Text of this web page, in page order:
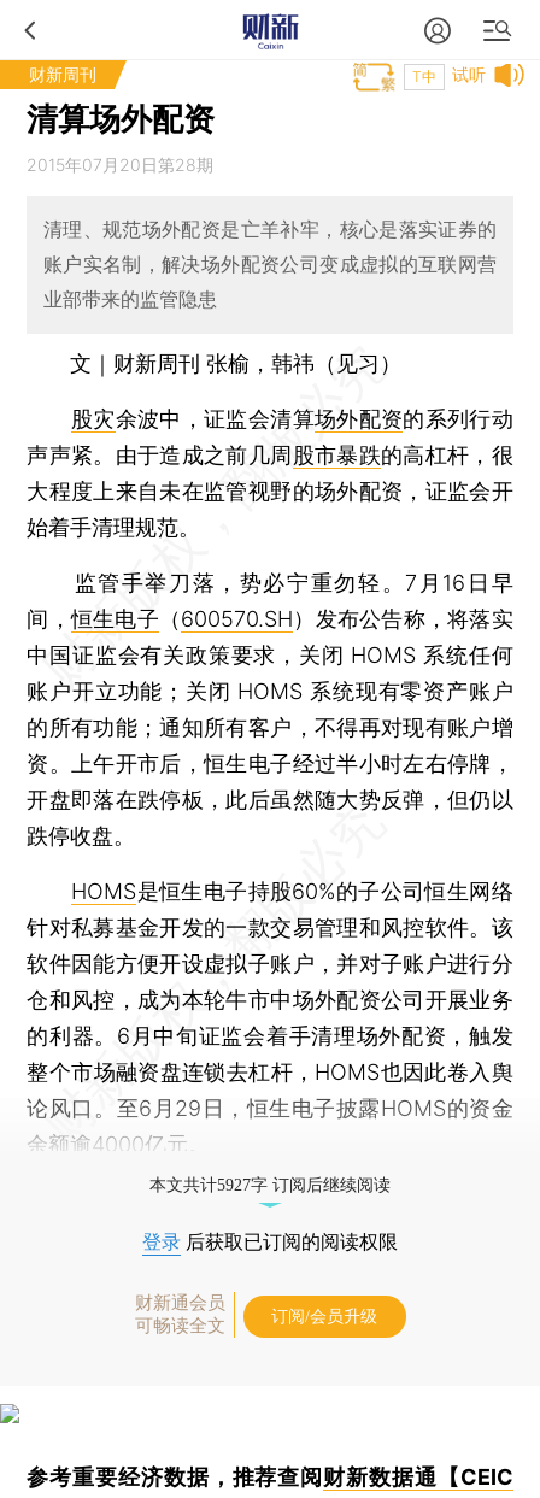
财新周刊 试听
T中
清算场外配资
2015年07月20日第28期
清理、规范场外配资是亡羊补牢，核心是落实证券的
账户实名制，解决场外配资公司变成虚拟的互联网营
业部带来的监管隐患
文｜财新周刊 张榆，韩祎（见习）
股灾余波中，证监会清算场外配资的系列行动
声声紧。由于造成之前几周 股市暴跌的高杠杆，很
大程度上来自未在监管视野的场外配资，证监会开
始着手清理规范。
监管手举刀落，势必宁重勿轻。7月16日早
间，恒生电子 （600570.SH）发布公告称，将落实
中国证监会有关政策要求，关闭 HOMS 系统任何
账户开立功能；关闭 HOMS 系统现有零资产账户
的所有功能；通知所有客户，不得再对现有账户增
资。上午开市后，恒生电子经过半小时左右停牌，
开盘即落在跌停板，此后虽然随大势反弹，但仍以
跌停收盘。
HOMS是恒生电子持股60%的子公司恒生网络
针对私募基金开发的一款交易管理和风控软件。该
软件因能方便开设虚拟子账户，并对子账户进行分
仓和风控，成为本轮牛市中场外配资公司开展业务
的利器。6月中旬证监会着手清理场外配资，触发
整个市场融资盘连锁去杠杆，HOMS也因此卷入舆
论风口。至6月29日，恒生电子披露HOMS的资金
余额逾4000亿元。
本文共计5927字 订阅后继续阅读
登录 后获取已订阅的阅读权限
财新通会员
可畅读全文
订阅/会员升级
参考重要经济数据，推荐查阅 财新数据通【CEIC